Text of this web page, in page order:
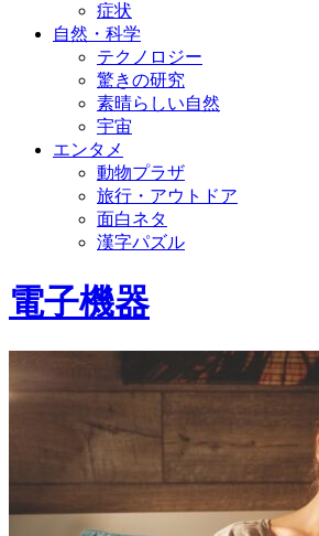
症状
自然・科学
テクノロジー
驚きの研究
素晴らしい自然
宇宙
エンタメ
動物プラザ
旅行・アウトドア
面白ネタ
漢字パズル
電子機器